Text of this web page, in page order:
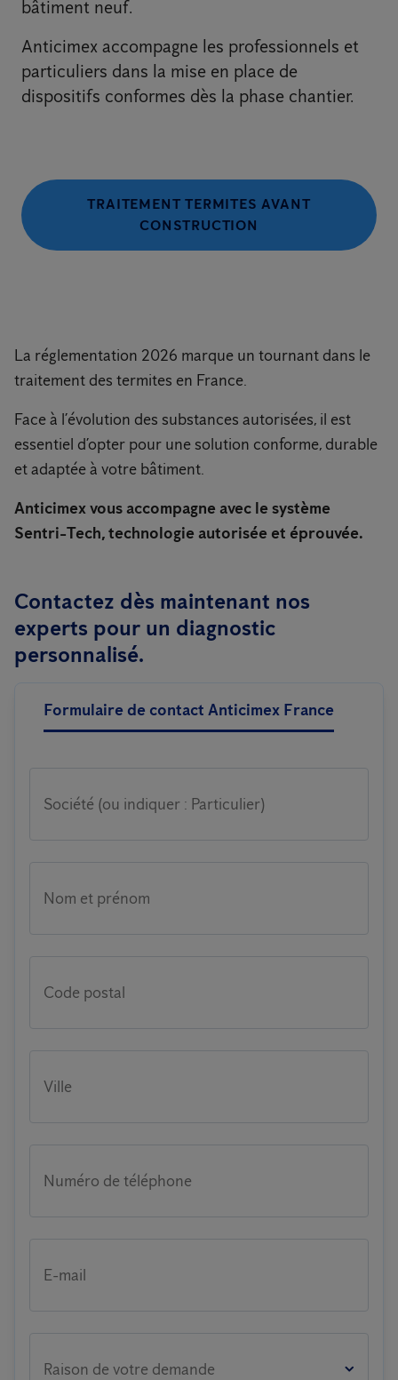
bâtiment neuf.
Anticimex accompagne les professionnels et
particuliers dans la mise en place de
dispositifs conformes dès la phase chantier.
TRAITEMENT TERMITES AVANT
CONSTRUCTION
La réglementation 2026 marque un tournant dans le
traitement des termites en France.
Face à l’évolution des substances autorisées, il est
essentiel d’opter pour une solution conforme, durable
et adaptée à votre bâtiment.
Anticimex vous accompagne avec le système
Sentri-Tech, technologie autorisée et éprouvée.
Contactez dès maintenant nos
experts pour un diagnostic
personnalisé.
Formulaire de contact Anticimex France
Société (ou indiquer : Particulier)
Nom et prénom
Code postal
Ville
Numéro de téléphone
E-mail
Raison de votre demande